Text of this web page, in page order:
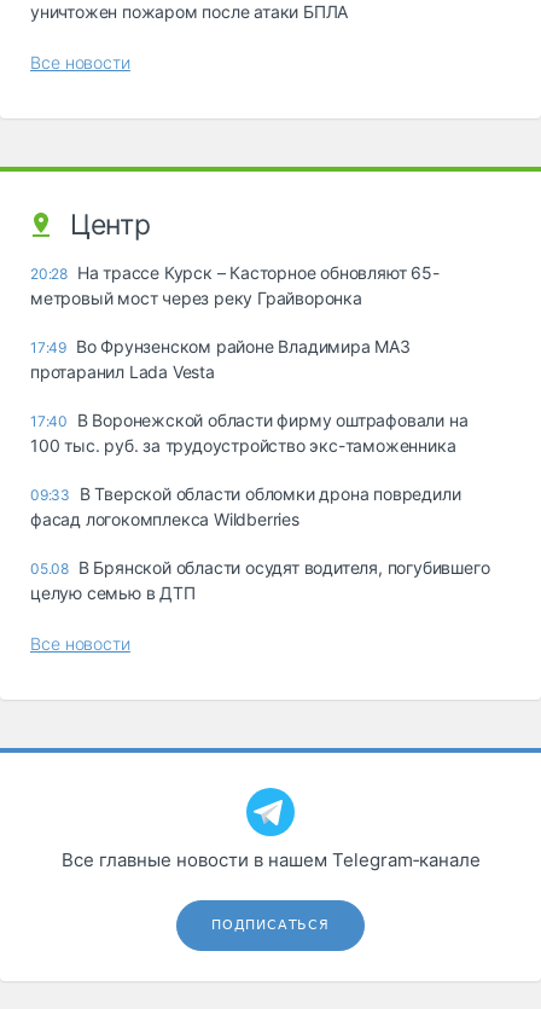
уничтожен пожаром после атаки БПЛА
Все новости
Центр
20:28 На трассе Курск – Касторное обновляют 65-
метровый мост через реку Грайворонка
17:49 Во Фрунзенском районе Владимира МАЗ
протаранил Lada Vesta
17:40
В Воронежской области фирму оштрафовали на
100 тыс. руб. за трудоустройство экс-таможенника
09:33
В Тверской области обломки дрона повредили
фасад логокомплекса Wildberries
05.08 В Брянской области осудят водителя, погубившего
целую семью в ДТП
Все новости
Все главные новости в нашем Telegram‑канале
ПОДПИСАТЬСЯ